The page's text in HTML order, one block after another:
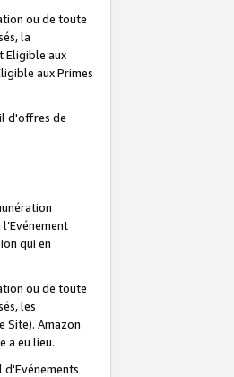
ou de toute
la
Eligible aux
aux Primes
d'offres de
qui en
ou de toute
les
Site). Amazon
a eu lieu.
d'Evénements